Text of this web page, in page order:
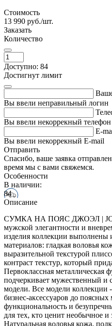
Стоимость
13 990 руб./шт.
Заказать
Количество
Доступно: 84
Достигнут лимит
Вы ввели неправильный логин
Вы ввели некоррекный телефон
E-
Вы ввели некоррекный E-mail
Отправить
Спасибо, ваше заявка
время мы с вами свяжемся.
Особенности
В наличии:
84
Описание
СУМКА НА ПОЯС ДЖОЭЛ |
мужской элегантности и
изделия коллекции
материалов: гладкая воловья
выразительной текстурой
контраст текстур, который
Первоклассная металлическая
подчеркивает мужественный и
модели. Все модели коллекции
бизнес-аксессуаров до
функциональность и
для тех, кто ценит необычное
Натуральная воловья кожа,